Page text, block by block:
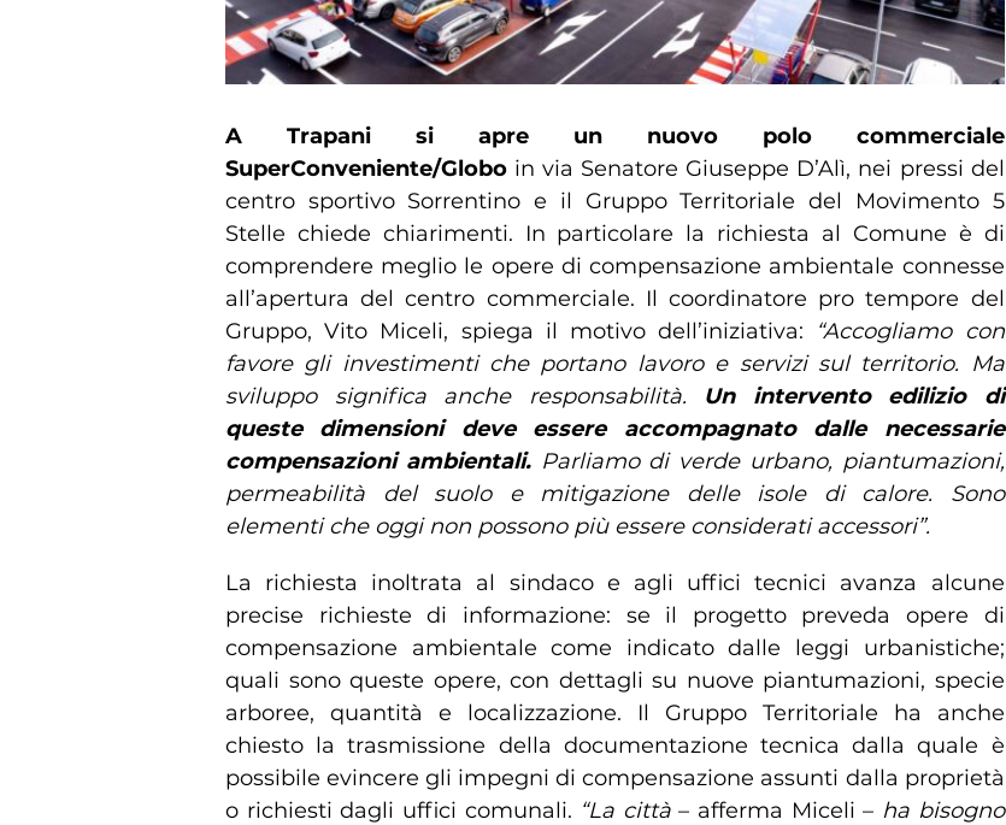
A Trapani si apre un nuovo polo commerciale
SuperConveniente/Globo in via Senatore Giuseppe D’Alì, nei pressi del
centro sportivo Sorrentino e il Gruppo Territoriale del Movimento 5
Stelle chiede chiarimenti. In particolare la richiesta al Comune è di
comprendere meglio le opere di compensazione ambientale connesse
all’apertura del centro commerciale. Il coordinatore pro tempore del
Gruppo, Vito Miceli, spiega il motivo dell’iniziativa:
“Accogliamo con
favore gli investimenti che portano lavoro e servizi sul territorio. Ma
sviluppo significa anche responsabilità. Un intervento edilizio di
queste dimensioni deve essere accompagnato dalle necessarie
compensazioni ambientali.Parliamo di verde urbano, piantumazioni,
permeabilità del suolo e mitigazione delle isole di calore. Sono
elementi che oggi non possono più essere considerati accessori”.
La richiesta inoltrata al sindaco e agli uffici tecnici avanza alcune
precise richieste di informazione: se il progetto preveda opere di
compensazione ambientale come indicato dalle leggi urbanistiche;
quali sono queste opere, con dettagli su nuove piantumazioni, specie
arboree, quantità e localizzazione. Il Gruppo Territoriale ha anche
chiesto la trasmissione della documentazione tecnica dalla quale è
possibile evincere gli impegni di compensazione assunti dalla proprietà
o richiesti dagli uffici comunali. “La città– afferma Miceli – ha bisogno